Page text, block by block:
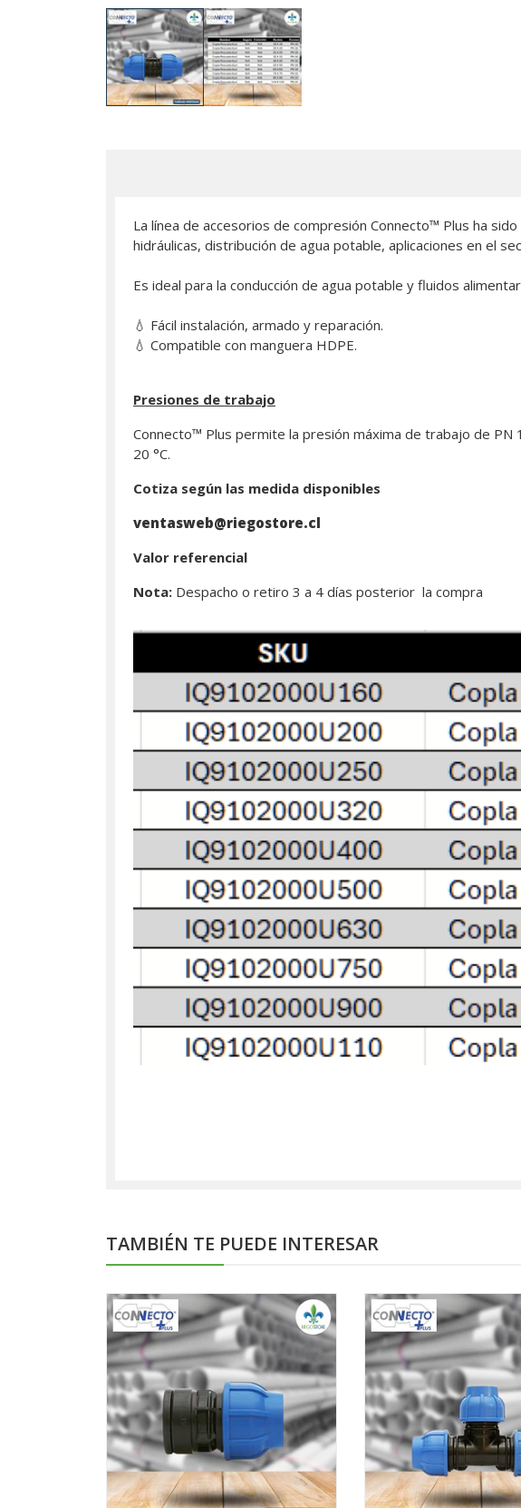
La línea de accesorios de compresión Connecto™ Plus ha
hidráulicas, distribución de agua potable, aplicaciones en el
Es ideal para la conducción de agua potable y fluidos
💧 Fácil instalación, armado y reparación.
💧 Compatible con manguera HDPE.
Presiones de trabajo
Connecto™ Plus permite la presión máxima de trabajo de
20 °C.
Cotiza según las medida disponibles
ventasweb@riegostore.cl
Valor referencial
Nota: Despacho o retiro 3 a 4 días posterior la compra
TAMBIÉN TE PUEDE INTERESAR